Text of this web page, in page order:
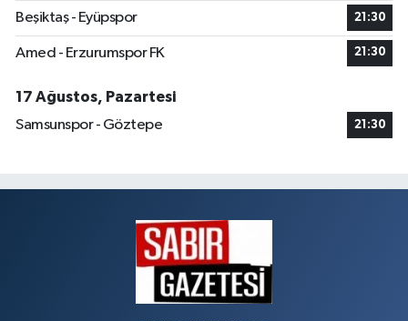
Beşiktaş - Eyüpspor 21:30
Amed - Erzurumspor FK 21:30
17 Ağustos, Pazartesi
Samsunspor - Göztepe
21:30